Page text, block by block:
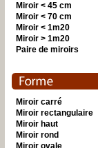
Miroir < 45 cm
Miroir < 70 cm
Miroir < 1m20
Miroir > 1m20
Paire de miroirs
Miroir carré
Miroir rectangulaire
Miroir haut
Miroir rond
Miroir ovale